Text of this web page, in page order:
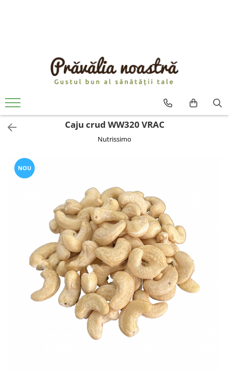
ULEIURI ȘI UNTURI
MĂSLINE
NUCI ȘI SEMINȚE
FRUCTE DESHIDRATATE
ÎNDULCITORI NATURALI / MIERE
OȚETURI ȘI SOSURI
SOSURI
BĂUTURI / LAPTE VEGETAL
OREZ ȘI CEREALE
CREME ȘI PASTE TARTINABILE
CONDIMENTE
CEAIURI GRECEȘTI
CIOCOLATĂ ȘI CACAO
HEALTHY SNACKS
Caju crud WW320 VRAC
Nutrissimo
NOU